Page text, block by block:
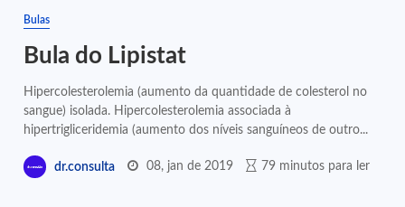
Bulas
Bula do Lipistat
Hipercolesterolemia (aumento da quantidade de colesterol no
sangue) isolada. Hipercolesterolemia associada à
hipertrigliceridemia (aumento dos níveis sanguíneos de outro...
dr.consulta 08, jan de 2019 79 minutos para ler